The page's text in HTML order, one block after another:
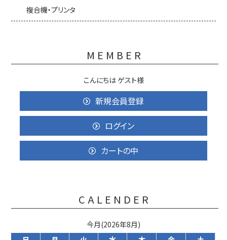
複合機・プリンタ
MEMBER
こんにちは ゲスト様
新規会員登録
ログイン
カートの中
CALENDER
今月(2026年8月)